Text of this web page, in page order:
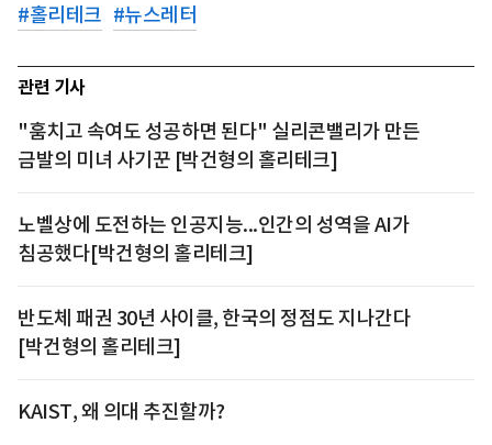
#홀리테크 #뉴스레터
관련 기사
"훔치고 속여도 성공하면 된다" 실리콘밸리가 만든
금발의 미녀 사기꾼 [박건형의 홀리테크]
노벨상에 도전하는 인공지능...인간의 성역을 AI가
침공했다[박건형의 홀리테크]
반도체 패권 30년 사이클, 한국의 정점도 지나간다
[박건형의 홀리테크]
KAIST, 왜 의대 추진할까?